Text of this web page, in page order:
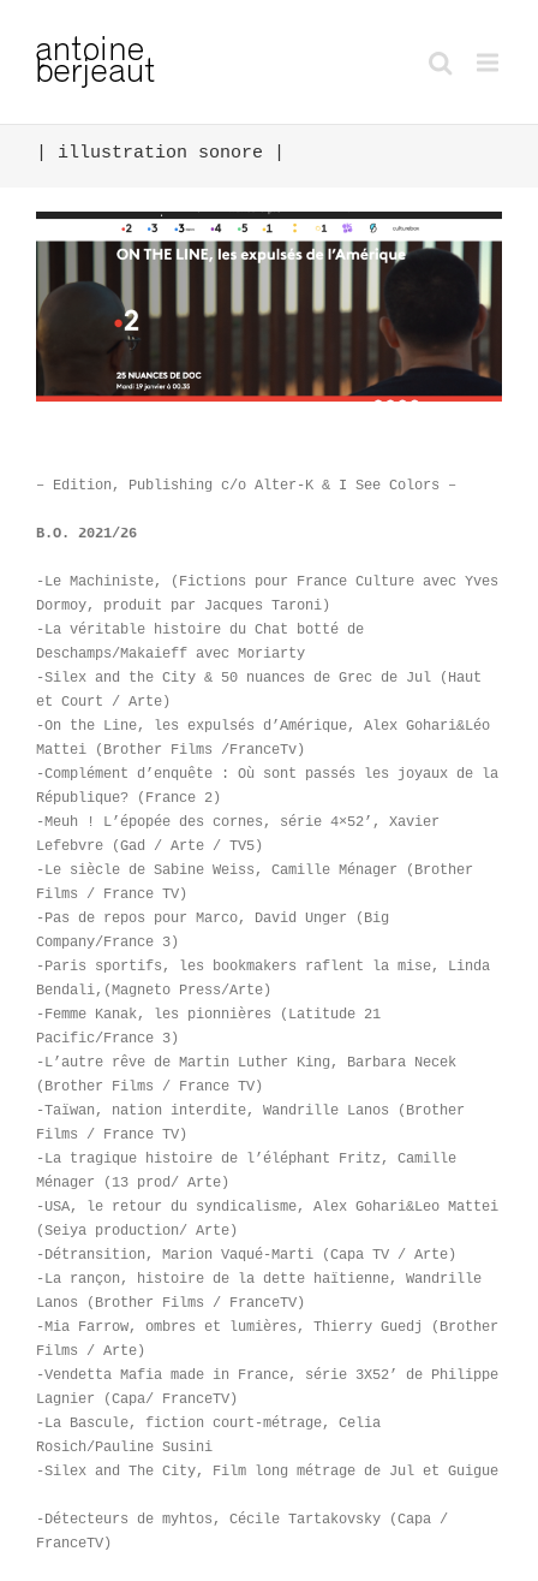
| illustration sonore |
– Edition, Publishing c/o Alter-K & I See Colors –
B.O. 2021/26
-Le Machiniste, (Fictions pour France Culture avec Yves
Dormoy, produit par Jacques Taroni)
-La véritable histoire du Chat botté de
Deschamps/Makaieff avec Moriarty
-Silex and the City & 50 nuances de Grec de Jul (Haut
et Court / Arte)
-On the Line, les expulsés d’Amérique, Alex Gohari&Léo
Mattei (Brother Films /FranceTv)
-Complément d’enquête : Où sont passés les joyaux de la
République? (France 2)
-Meuh ! L’épopée des cornes, série 4×52’, Xavier
Lefebvre (Gad / Arte / TV5)
-Le siècle de Sabine Weiss, Camille Ménager (Brother
Films / France TV)
-Pas de repos pour Marco, David Unger (Big
Company/France 3)
-Paris sportifs, les bookmakers raflent la mise, Linda
Bendali,(Magneto Press/Arte)
-Femme Kanak, les pionnières (Latitude 21
Pacific/France 3)
-L’autre rêve de Martin Luther King, Barbara Necek
(Brother Films / France TV)
-Taïwan, nation interdite, Wandrille Lanos (Brother
Films / France TV)
-La tragique histoire de l’éléphant Fritz, Camille
Ménager (13 prod/ Arte)
-USA, le retour du syndicalisme, Alex Gohari&Leo Mattei
(Seiya production/ Arte)
-Détransition, Marion Vaqué-Marti (Capa TV / Arte)
-La rançon, histoire de la dette haïtienne, Wandrille
Lanos (Brother Films / FranceTV)
-Mia Farrow, ombres et lumières, Thierry Guedj (Brother
Films / Arte)
-Vendetta Mafia made in France, série 3X52’ de Philippe
Lagnier (Capa/ FranceTV)
-La Bascule, fiction court-métrage, Celia
Rosich/Pauline Susini
-Silex and The City, Film long métrage de Jul et Guigue
-Détecteurs de myhtos, Cécile Tartakovsky (Capa /
FranceTV)